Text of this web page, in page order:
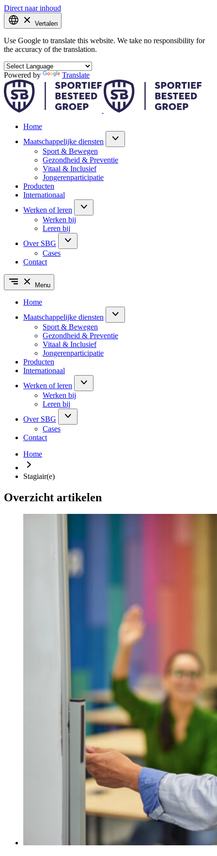
Direct naar inhoud
Vertalen
Use Google to translate this website. We take no responsibility for
the accuracy of the translation.
Powered by Translate
Home
Maatschappelijke diensten
Sport & Bewegen
Gezondheid & Preventie
Vitaal & Inclusief
Jongerenparticipatie
Producten
Internationaal
Werken of leren
Werken bij
Leren bij
Over SBG
Cases
Contact
Menu
Home
Maatschappelijke diensten
Sport & Bewegen
Gezondheid & Preventie
Vitaal & Inclusief
Jongerenparticipatie
Producten
Internationaal
Werken of leren
Werken bij
Leren bij
Over SBG
Cases
Contact
Home
Stagiair(e)
Overzicht artikelen